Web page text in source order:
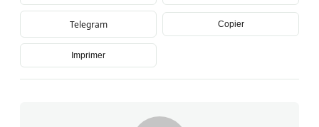
Telegram Copier
Imprimer